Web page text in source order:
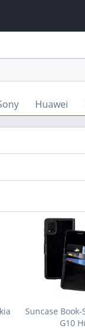
Huawei
Suncase
G10